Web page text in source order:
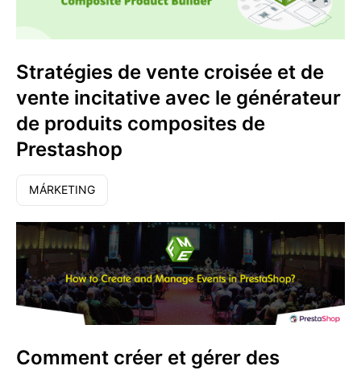
Stratégies de vente croisée et de
vente incitative avec le générateur
de produits composites de
Prestashop
MÁRKETING
Comment créer et gérer des